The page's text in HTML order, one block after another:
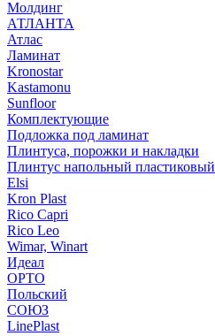
Молдинг
АТЛАНТА
Атлас
Ламинат
Kronostar
Kastamonu
Sunfloor
Комплектующие
Подложка под ламинат
Плинтуса, порожки и накладки
Плинтус напольный пластиковый
Elsi
Kron Plast
Rico Capri
Rico Leo
Wimar, Winart
Идеал
ОРТО
Польский
СОЮЗ
LinePlast